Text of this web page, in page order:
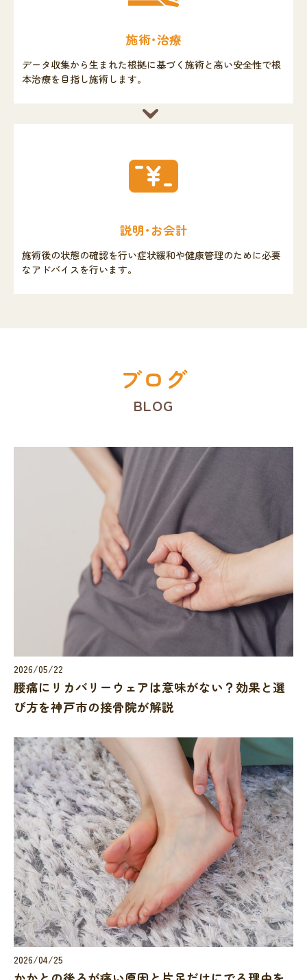
施術･治療
データ収集から生まれた根拠に基づく施術と高い安全性で根
本治療を目指し施術します。
説明･お会計
施術後の状態の確認を行い症状緩和や健康管理のために必要
なアドバイスを行います。
ブログ
BLOG
2026/05/22
腰痛にリカバリーウェアは意味がない？効果と選
び方を神戸市の接骨院が解説
2026/04/25